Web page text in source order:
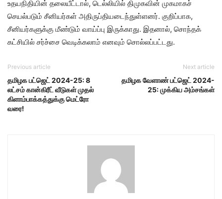
உதயநிதியின் தலையீட்டால், டெல்லியில் திமுகவின் முகமாகச்
செயல்படும் சீனியர்கள் அதிருப்தியடைந்துள்ளனர். குறிப்பாக,
சீனியர்களுக்கு மீண்டும் வாய்ப்பு இருக்காது. இதனால், சொந்தக்
கட்சியில் சர்ச்சை வெடிக்கலாம் எனவும் சொல்லப்பட்டது.
Previous article
தமிழக பட்ஜெட் 2024-25: 8
லட்சம் கான்கிரீட் வீடுகள் முதல்
கிளாம்பாக்கத்துக்கு மெட்ரோ
வரை!
Next article
தமிழக வேளாண் பட்ஜெட் 2024-
25: முக்கிய அம்சங்கள்